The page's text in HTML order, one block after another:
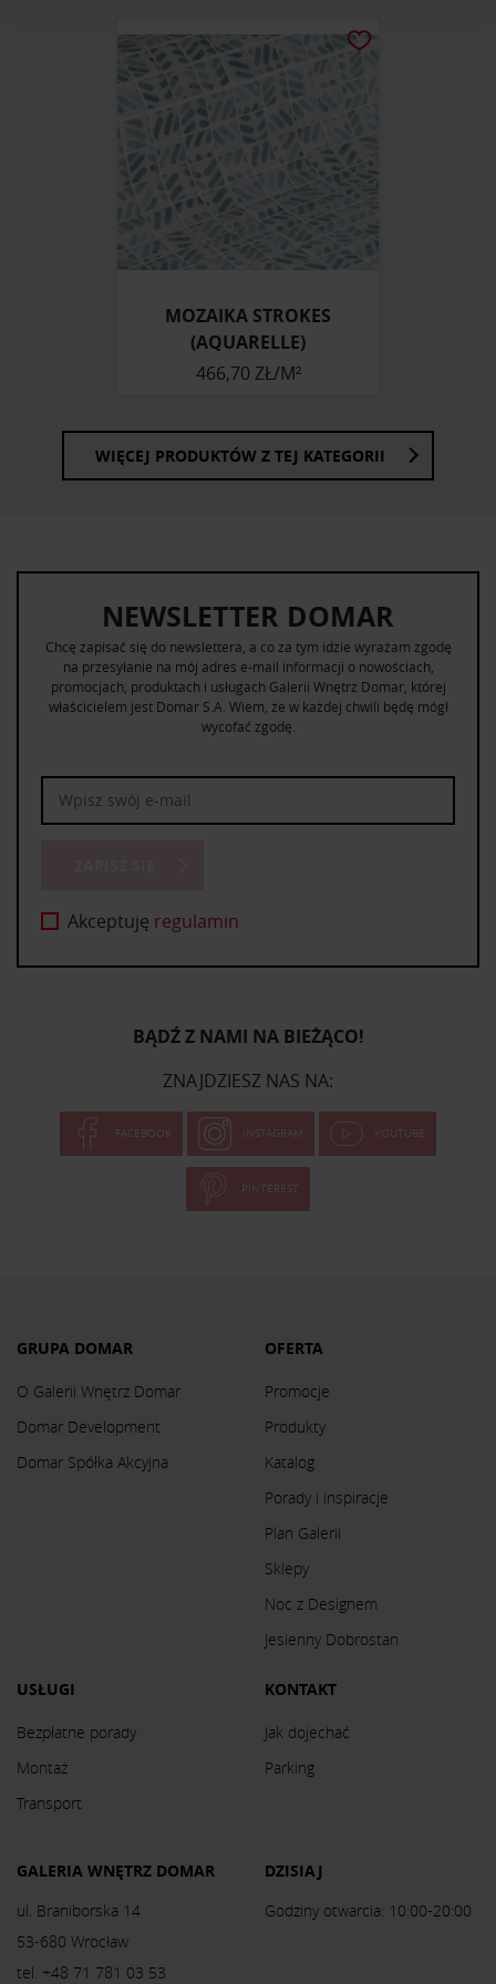
korzystasz z naszej witryny, udostępniamy partnerom
społecznościowym, reklamowym i analitycznym.
Partnerzy mogą połączyć te informacje z innymi danymi
otrzymanymi od Ciebie lub uzyskanymi podczas
korzystania z ich usług.
MOZAIKA STROKES
(AQUARELLE)
466,70 ZŁ/M²
WIĘCEJ PRODUKTÓW Z TEJ KATEGORII
NEWSLETTER DOMAR
Chcę zapisać się do newslettera, a co za tym idzie wyrażam zgodę
na przesyłanie na mój adres e-mail informacji o nowościach,
promocjach, produktach i usługach Galerii Wnętrz Domar, której
właścicielem jest Domar S.A. Wiem, że w każdej chwili będę mógł
wycofać zgodę.
Akceptuję regulamin
BĄDŹ Z NAMI NA BIEŻĄCO!
ZNAJDZIESZ NAS NA:
FACEBOOK INSTAGRAM YOUTUBE
PINTEREST
GRUPA DOMAR
O Galerii Wnętrz Domar
Domar Development
Domar Spółka Akcyjna
OFERTA
Promocje
Produkty
Katalog
Porady i inspiracje
Plan Galerii
Sklepy
Noc z Designem
Jesienny Dobrostan
USŁUGI
Bezpłatne porady
Montaż
Transport
KONTAKT
Jak dojechać
Parking
GALERIA WNĘTRZ DOMAR
ul. Braniborska 14
53-680 Wrocław
tel. +48 71 781 03 53
DZISIAJ
Godziny otwarcia: 10:00-20:00